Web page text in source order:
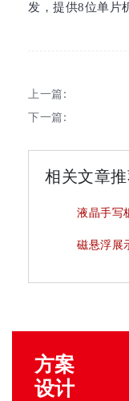
发，提供8位单片
上一篇:
下一篇:
相关文章
液晶手写
磁悬浮展
方案
设计